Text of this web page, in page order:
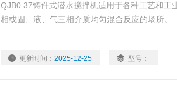
QJB0.37铸件式潜水搅拌机适用于各种工艺和工
相或固、液、气三相介质均匀混合反应的场所。
更新时间：2025-12-25 型号：